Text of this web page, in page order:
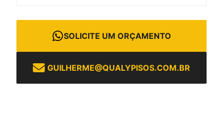
SOLICITE UM ORÇAMENTO
GUILHERME@QUALYPISOS.COM.BR